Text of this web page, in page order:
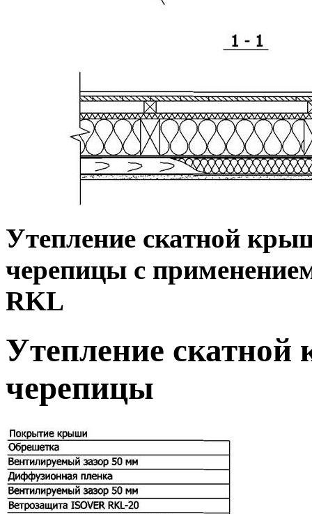
Утепление скатной
черепицы с
RKL
Утепление
черепицы